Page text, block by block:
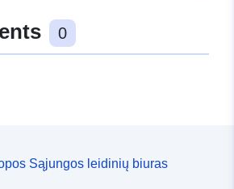
0
Sąjungos leidinių biuras